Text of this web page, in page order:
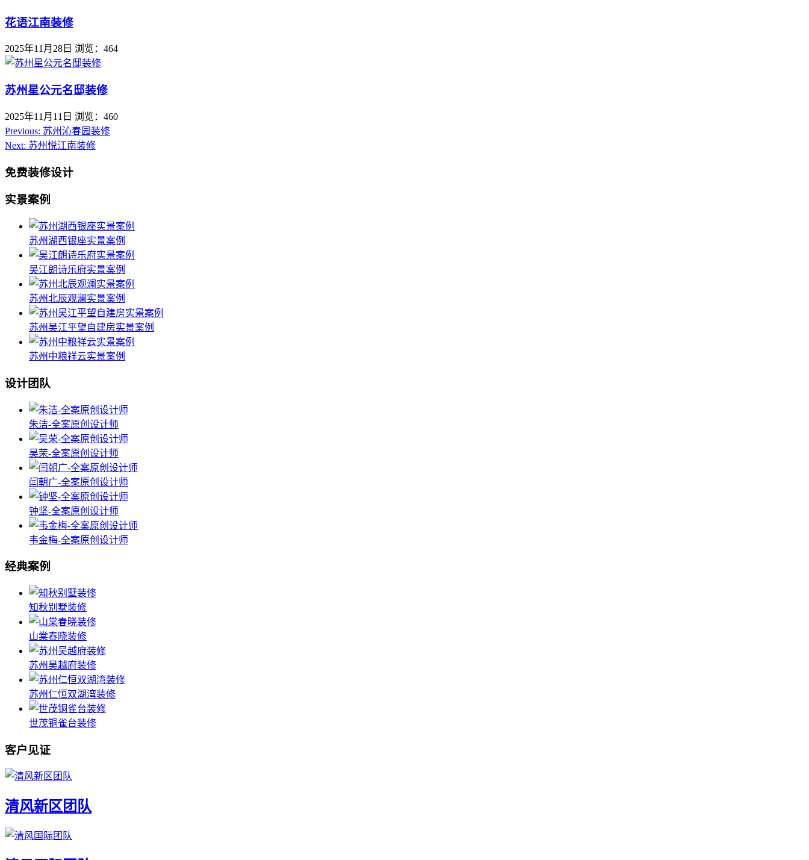
花语江南装修
2025年11月28日 浏览：464
苏州星公元名邸装修
2025年11月11日 浏览：460
Previous: 苏州沁春园装修
Next: 苏州悦江南装修
免费装修设计
实景案例
苏州湖西银座实景案例
吴江朗诗乐府实景案例
苏州北辰观澜实景案例
苏州吴江平望自建房实景案例
苏州中粮祥云实景案例
设计团队
朱洁-全案原创设计师
吴荣-全案原创设计师
闫朝广-全案原创设计师
钟坚-全案原创设计师
韦金梅-全案原创设计师
经典案例
知秋别墅装修
山棠春晓装修
苏州吴越府装修
苏州仁恒双湖湾装修
世茂铜雀台装修
客户见证
清风新区团队